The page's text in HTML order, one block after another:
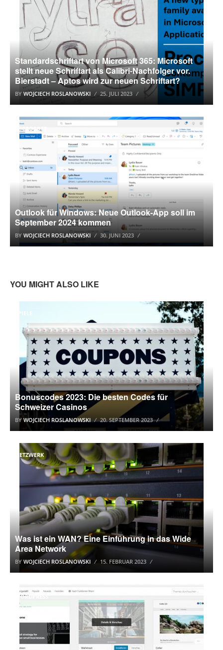
Standardschriftart von Microsoft 365: Microsoft
stellt neue Schriftart als Calibri-Nachfolger vor.
Bierstadt – Aptos wird zur neuen Schriftart?
BY WOJCIECH ROSLANOWSKI 25. JULI 2023
MICROSOFT
Outlook für Windows: Neue Outlook-App soll im
September 2024 kommen
BY WOJCIECH ROSLANOWSKI 30. JUNI 2023
YOU MIGHT ALSO LIKE
SPIELE
Bonuscodes 2023: Die besten Codes für
Schweizer Casinos
BY WOJCIECH ROSLANOWSKI 20. SEPTEMBER 2023
NETZWERK
Was ist ein WAN? Eine Einführung in das Wide
Area Network
BY WOJCIECH ROSLANOWSKI 15. FEBRUAR 2023
WORDPRESS